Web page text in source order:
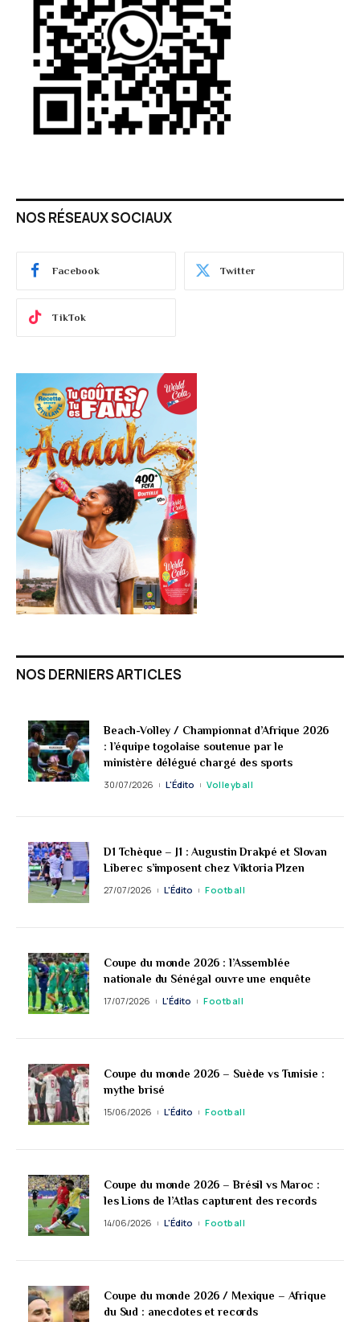
NOS RÉSEAUX SOCIAUX
Facebook Twitter
TikTok
NOS DERNIERS ARTICLES
Beach-Volley / Championnat d’Afrique 2026
: l’équipe togolaise soutenue par le
ministère délégué chargé des sports
30/07/2026 L'Édito Volleyball
D1 Tchèque – J1 : Augustin Drakpé et Slovan
Liberec s’imposent chez Viktoria Plzen
27/07/2026 L'Édito Football
Coupe du monde 2026 : l’Assemblée
nationale du Sénégal ouvre une enquête
17/07/2026 L'Édito Football
Coupe du monde 2026 – Suède vs Tunisie :
mythe brisé
15/06/2026 L'Édito Football
Coupe du monde 2026 – Brésil vs Maroc :
les Lions de l’Atlas capturent des records
14/06/2026 L'Édito Football
Coupe du monde 2026 / Mexique – Afrique
du Sud : anecdotes et records